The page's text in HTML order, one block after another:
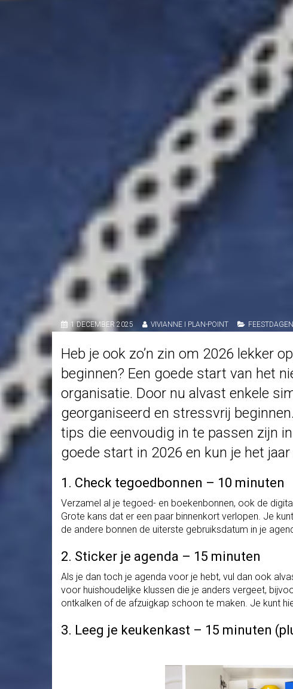
1 DECEMBER 2025 VIVIANNE I PLAN-POINT
Heb je ook zo’n zin om 2026 lekker
beginnen? Een goede start van het
organisatie. Door nu alvast enkele
georganiseerd en stressvrij
tips die eenvoudig in te passen zijn
goede start in 2026 en kun je het
1. Check tegoedbonnen – 10 minuten
Verzamel al je tegoed- en boekenbonnen, ook de
Grote kans dat er een paar binnenkort verlopen. Je
de andere bonnen de uiterste gebruiksdatum in je
2. Sticker je agenda – 15 minuten
Als je dan toch je agenda voor je hebt, vul dan ook
voor huishoudelijke klussen die je anders vergeet,
ontkalken of de afzuigkap schoon te maken. Je kunt
3. Leeg je keukenkast – 15 minuten